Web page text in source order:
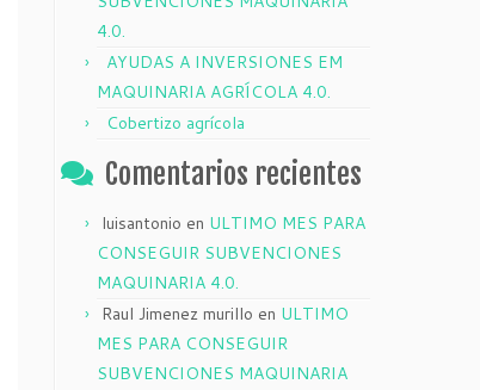
4.0.
AYUDAS A INVERSIONES EM
MAQUINARIA AGRÍCOLA 4.0.
Cobertizo agrícola
Comentarios recientes
luisantonio en ULTIMO MES PARA
CONSEGUIR SUBVENCIONES
MAQUINARIA 4.0.
Raul Jimenez murillo en ULTIMO
MES PARA CONSEGUIR
SUBVENCIONES MAQUINARIA